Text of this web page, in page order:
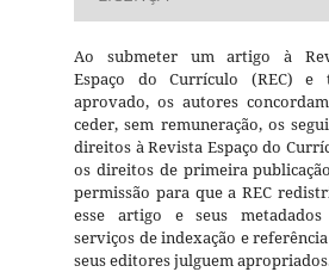
Ao submeter um artigo à
Espaço do Currículo (REC) e
aprovado, os autores
ceder, sem remuneração, os
direitos à Revista Espaço do
os direitos de primeira
permissão para que a REC
esse artigo e seus metadados
serviços de indexação e
seus editores julguem